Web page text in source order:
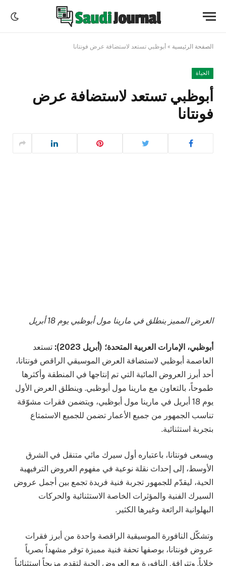
الصفحة الرئيسية » أبوظبي تستعد لاستضافة عرض فونتانا
الحياة
أبوظبي تستعد لاستضافة عرض
فونتانا
العرض المميز ينطلق في مارينا مول أبوظبي يوم 18 أبريل
أبوظبي، الإمارات العربية المتحدة؛ (أبريل 2023):
تستعد
العاصمة أبوظبي لاستضافة العرض الموسيقي الراقص فونتانا،
أحد أبرز العروض المائية التي تم إنتاجها في المنطقة وأكثرها
طموحاً، بالتعاون مع مارينا مول أبوظبي. وينطلق العرض الأول
يوم 18 أبريل في مارينا مول أبوظبي، ويتضمن فقرات مشوّقة
تناسب الجمهور من جميع الأعمار تضمن للجميع الاستمتاع
بتجربة استثنائية.
ويسعى فونتانا، باعتباره أول سيرك مائي متنقل في الشرق
الأوسط، إلى إحداث نقلة نوعية في مفهوم العروض الترفيهية
الحية، ليقدّم للجمهور تجربة فنية فريدة تجمع بين أجمل عروض
السيرك الفنية والمؤثرات الخاصة الاستثنائية والحركات
البهلوانية الرائعة وغيرها الكثير.
وتشكّل النافورة الموسيقية الراقصة واحدة من أبرز فقرات
عروض فونتانا، بوصفها تحفة فنية مميزة توفر مشهداً بصرياً
خلاباً. وتترافق النافورة مع العروض الحية لتقدم مزيجاً استثنائياً